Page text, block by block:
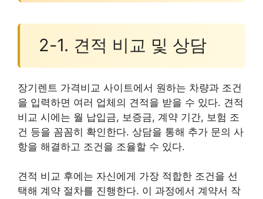
2-1. 견적 비교 및 상담
장기렌트 가격비교 사이트에서 원하는 차량과 조건
을 입력하면 여러 업체의 견적을 받을 수 있다. 견적
비교 시에는 월 납입금, 보증금, 계약 기간, 보험 조
건 등을 꼼꼼히 확인한다. 상담을 통해 추가 문의 사
항을 해결하고 조건을 조율할 수 있다.
견적 비교 후에는 자신에게 가장 적합한 조건을 선
택해 계약 절차를 진행한다. 이 과정에서 계약서 작